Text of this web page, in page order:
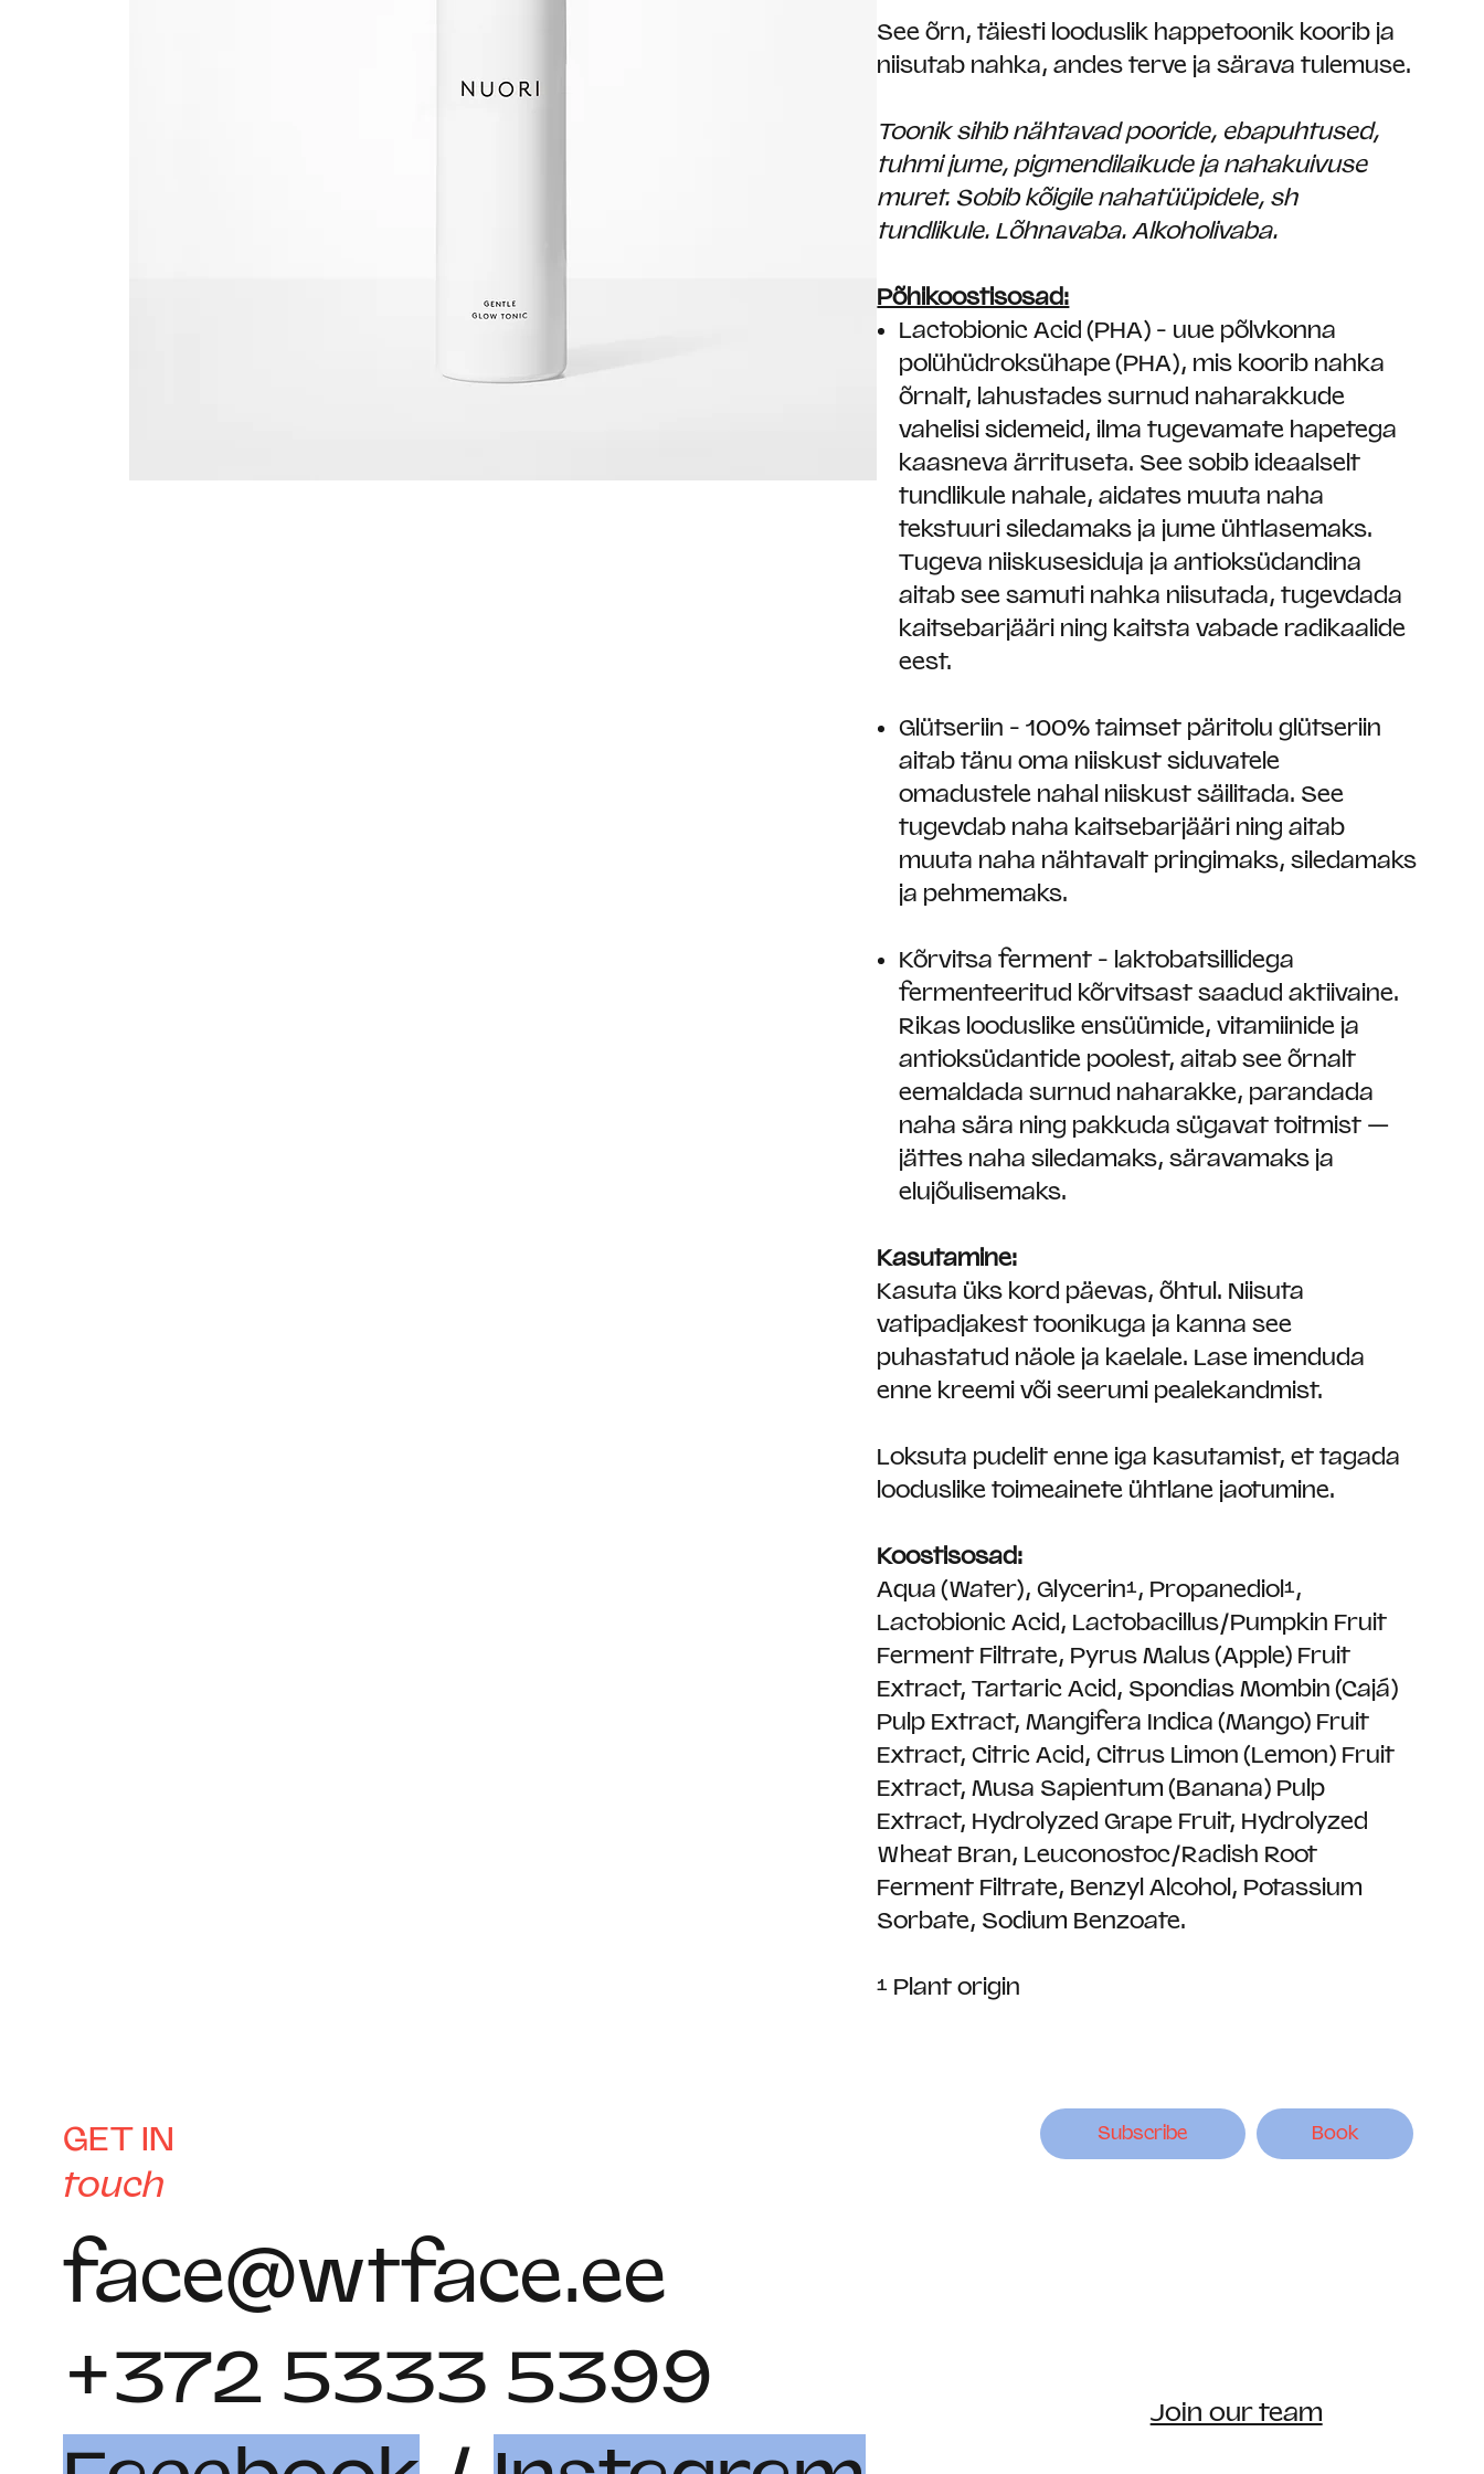
See õrn, täiesti looduslik happetoonik koorib ja
niisutab nahka, andes terve ja särava tulemuse.
Toonik sihib nähtavad pooride, ebapuhtused,
tuhmi jume, pigmendilaikude ja nahakuivuse
muret. Sobib kõigile nahatüüpidele, sh
tundlikule. Lõhnavaba. Alkoholivaba.
Põhikoostisosad:
Lactobionic Acid (PHA) - uue põlvkonna
polühüdroksühape (PHA), mis koorib nahka
õrnalt, lahustades surnud naharakkude
vahelisi sidemeid, ilma tugevamate hapetega
kaasneva ärrituseta. See sobib ideaalselt
tundlikule nahale, aidates muuta naha
tekstuuri siledamaks ja jume ühtlasemaks.
Tugeva niiskusesiduja ja antioksüdandina
aitab see samuti nahka niisutada, tugevdada
kaitsebarjääri ning kaitsta vabade radikaalide
eest.
Glütseriin - 100% taimset päritolu glütseriin
aitab tänu oma niiskust siduvatele
omadustele nahal niiskust säilitada. See
tugevdab naha kaitsebarjääri ning aitab
muuta naha nähtavalt pringimaks, siledamaks
ja pehmemaks.
Kõrvitsa ferment - laktobatsillidega
fermenteeritud kõrvitsast saadud aktiivaine.
Rikas looduslike ensüümide, vitamiinide ja
antioksüdantide poolest, aitab see õrnalt
eemaldada surnud naharakke, parandada
naha sära ning pakkuda sügavat toitmist —
jättes naha siledamaks, säravamaks ja
elujõulisemaks.
Kasutamine:
Kasuta üks kord päevas, õhtul. Niisuta
vatipadjakest toonikuga ja kanna see
puhastatud näole ja kaelale. Lase imenduda
enne kreemi või seerumi pealekandmist.
Loksuta pudelit enne iga kasutamist, et tagada
looduslike toimeainete ühtlane jaotumine.
Koostisosad:
Aqua (Water), Glycerin¹, Propanediol¹,
Lactobionic Acid, Lactobacillus/Pumpkin Fruit
Ferment Filtrate, Pyrus Malus (Apple) Fruit
Extract, Tartaric Acid, Spondias Mombin (Cajá)
Pulp Extract, Mangifera Indica (Mango) Fruit
Extract, Citric Acid, Citrus Limon (Lemon) Fruit
Extract, Musa Sapientum (Banana) Pulp
Extract, Hydrolyzed Grape Fruit, Hydrolyzed
Wheat Bran, Leuconostoc/Radish Root
Ferment Filtrate, Benzyl Alcohol, Potassium
Sorbate, Sodium Benzoate.
¹ Plant origin
Join our team
Subscribe Book
GET IN
touch
face@wtface.ee
+372 5333 5399